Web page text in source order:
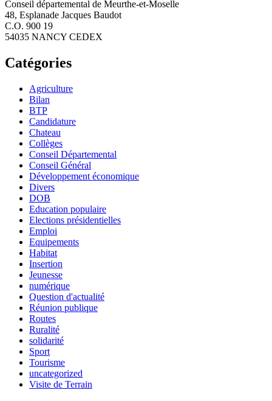
Conseil départemental de Meurthe-et-Moselle
48, Esplanade Jacques Baudot
C.O. 900 19
54035 NANCY CEDEX
Catégories
Agriculture
Bilan
BTP
Candidature
Chateau
Collèges
Conseil Départemental
Conseil Général
Développement économique
Divers
DOB
Education populaire
Elections présidentielles
Emploi
Equipements
Habitat
Insertion
Jeunesse
numérique
Question d'actualité
Réunion publique
Routes
Ruralité
solidarité
Sport
Tourisme
uncategorized
Visite de Terrain